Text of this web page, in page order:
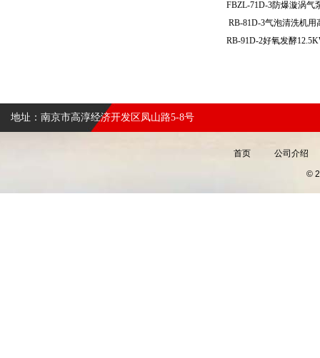
RB-81D-3气泡清洗机
地址：南京市高淳经济开发区凤山路5-8号
首页 公司介绍
©